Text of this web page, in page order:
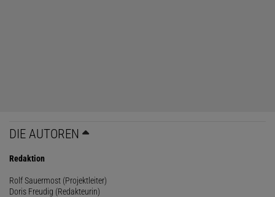
DIE AUTOREN
Redaktion
Rolf Sauermost (Projektleiter)
Doris Freudig (Redakteurin)